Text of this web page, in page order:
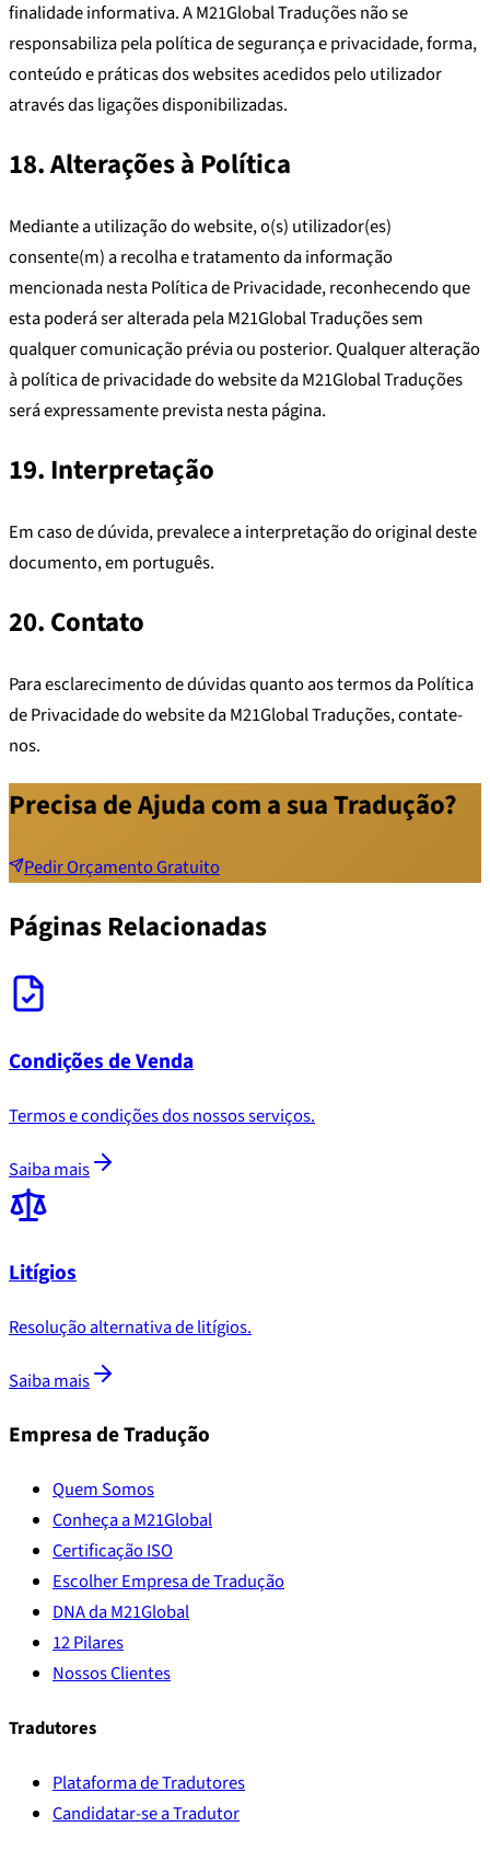
finalidade informativa. A M21Global Traduções não se
responsabiliza pela política de segurança e privacidade, forma,
conteúdo e práticas dos websites acedidos pelo utilizador
através das ligações disponibilizadas.
18. Alterações à Política
Mediante a utilização do website, o(s) utilizador(es)
consente(m) a recolha e tratamento da informação
mencionada nesta Política de Privacidade, reconhecendo que
esta poderá ser alterada pela M21Global Traduções sem
qualquer comunicação prévia ou posterior. Qualquer alteração
à política de privacidade do website da M21Global Traduções
será expressamente prevista nesta página.
19. Interpretação
Em caso de dúvida, prevalece a interpretação do original deste
documento, em português.
20. Contato
Para esclarecimento de dúvidas quanto aos termos da Política
de Privacidade do website da M21Global Traduções, contate-
nos.
Precisa de Ajuda com a sua Tradução?
Pedir Orçamento Gratuito
Páginas Relacionadas
Condições de Venda
Termos e condições dos nossos serviços.
Saiba mais
Litígios
Resolução alternativa de litígios.
Saiba mais
Empresa de Tradução
Quem Somos
Conheça a M21Global
Certificação ISO
Escolher Empresa de Tradução
DNA da M21Global
12 Pilares
Nossos Clientes
Tradutores
Plataforma de Tradutores
Candidatar-se a Tradutor